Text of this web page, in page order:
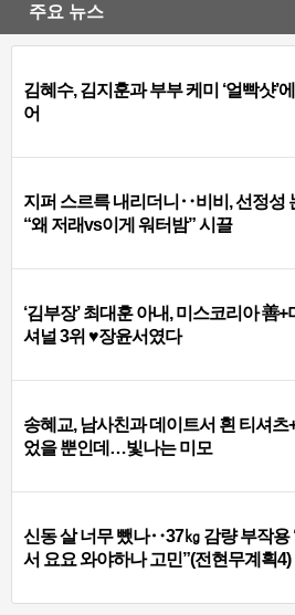
주요 뉴스
김혜수, 김지훈과 부부 케미 ‘얼빡샷’
어
지퍼 스르륵 내리더니‥비비, 선정성
“왜 저래vs이게 워터밤” 시끌
‘김부장’ 최대훈 아내, 미스코리아 善+
셔널 3위 ♥장윤서였다
송혜교, 남사친과 데이트서 흰 티셔츠
었을 뿐인데…빛나는 미모
신동 살 너무 뺐나‥37㎏ 감량 부작용
서 요요 와야하나 고민”(전현무계획4)